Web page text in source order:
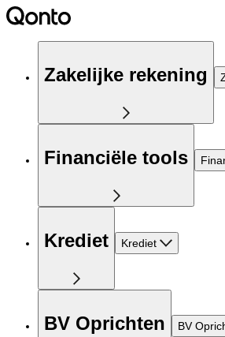
Zakelijke rekening
Financiële tools
Krediet Krediet
BV Oprichten BV